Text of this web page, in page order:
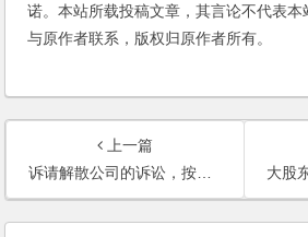
诺。本站所载投稿文章，其言论不代表
与原作者联系，版权归原作者所有。
上一篇
诉请解散公司的诉讼，按照财产案件还是按照行为之诉计算诉讼费？
大股东控制